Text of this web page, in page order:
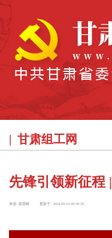
甘肃组工网
先锋引领新征程
来源: 新西峰 更新于: 2024-09-10 09:38:29